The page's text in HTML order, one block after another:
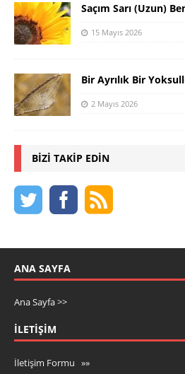
Saçım Sarı (Uzun)
15 Mayıs 2026
Bir Ayrılık Bir
2 Mayıs 2026
BIZI TAKIP EDIN
ANA SAYFA
Ana Sayfa >>
İLETIŞIM
İletişim Formu »»